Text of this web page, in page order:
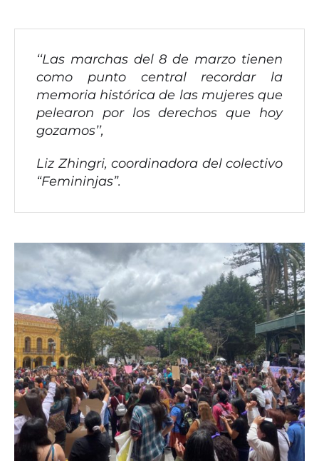
‘‘Las marchas del 8 de marzo tienen
como punto central recordar la
memoria histórica de las mujeres que
pelearon por los derechos que hoy
Liz Zhingri, coordinadora del colectivo